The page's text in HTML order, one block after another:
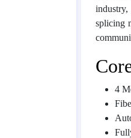
splicing
4